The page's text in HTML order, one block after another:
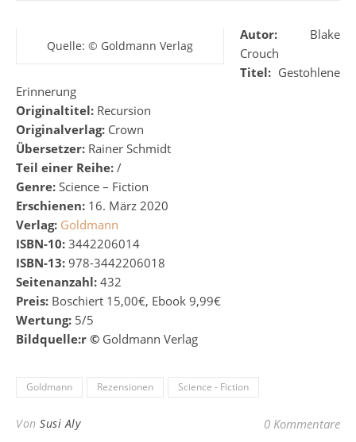
Quelle: © Goldmann Verlag
Autor: Blake
Crouch
Titel: Gestohlene
Erinnerung
Originaltitel: Recursion
Originalverlag: Crown
Übersetzer: Rainer Schmidt
Teil einer Reihe: /
Genre: Science – Fiction
Erschienen: 16. März 2020
Verlag: Goldmann
ISBN-10: 3442206014
ISBN-13: 978-3442206018
Seitenanzahl: 432
Preis: Boschiert 15,00€, Ebook 9,99€
Wertung: 5/5
Bildquelle:r © Goldmann Verlag
Goldmann Rezensionen Science - Fiction
Von Susi Aly 0 Kommentare